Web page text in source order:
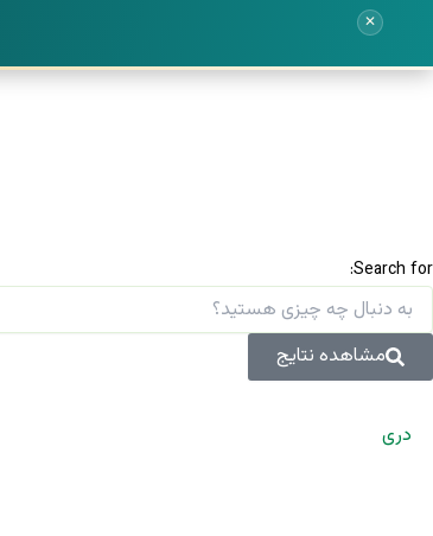
پرش
Search for:
مشاهده نتایج
دری
✕